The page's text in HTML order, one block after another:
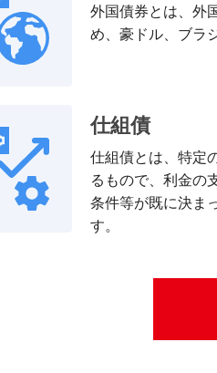
外国債券とは、外
め、豪ドル、ブラ
仕組債
仕組債とは、特定
るもので、利金の
条件等が既に決ま
す。